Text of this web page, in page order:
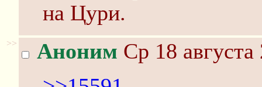
на Цури.
>> Аноним Ср 18